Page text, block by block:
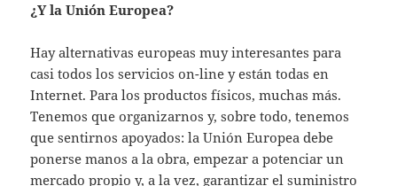
¿Y la Unión Europea?
Hay alternativas europeas muy interesantes para
casi todos los servicios on-line y están todas en
Internet. Para los productos físicos, muchas más.
Tenemos que organizarnos y, sobre todo, tenemos
que sentirnos apoyados: la Unión Europea debe
ponerse manos a la obra, empezar a potenciar un
mercado propio y, a la vez, garantizar el suministro